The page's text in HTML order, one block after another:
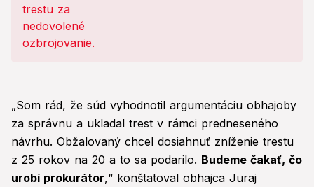
„Som rád, že súd vyhodnotil argumentáciu obhajoby
za správnu a ukladal trest v rámci predneseného
návrhu. Obžalovaný chcel dosiahnuť zníženie trestu
z 25 rokov na 20 a to sa podarilo. Budeme čakať, čo
urobí prokurátor,“ konštatoval obhajca Juraj